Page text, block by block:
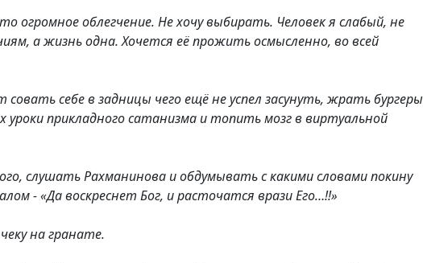
огромное облегчение. Не хочу выбирать. Человек я слабый, не
а жизнь одна. Хочется её прожить осмысленно, во всей
себе в задницы чего ещё не успел засунуть, жрать бургеры
уроки прикладного сатанизма и топить мозг в виртуальной
слушать Рахманинова и обдумывать с какими словами покину
-«Да воскреснет Бог, и расточатся врази Его…!!»
на гранате.